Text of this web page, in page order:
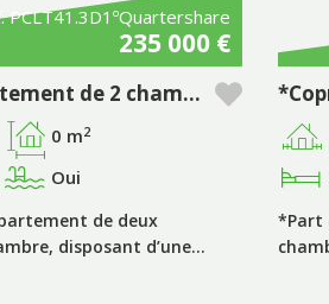
PCLT41.3D1ºQuartershare
235 000 €
*Copropriété d’un appartement de 2 chambres + 1 pièce supplémentaire, période « D », avec piscine privative, dans le complexe touristique Pestana Porto Covo Village
0 m2
Oui
de deux
disposant d’une…
*Part